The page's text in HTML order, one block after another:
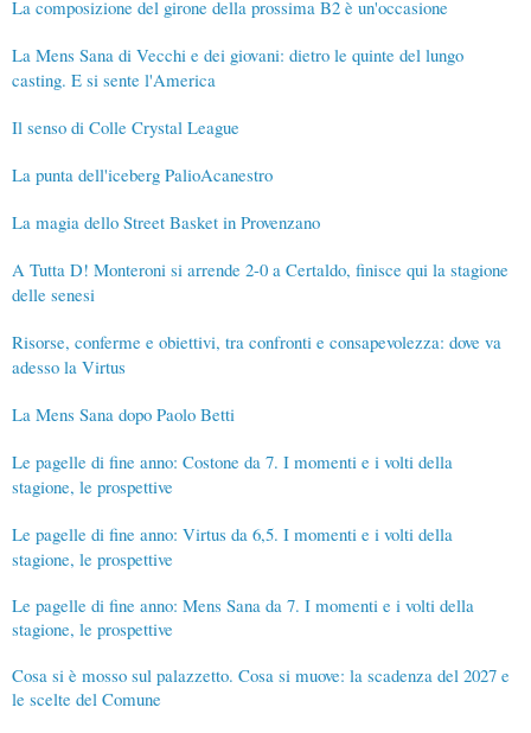
La composizione del girone della prossima B2 è un'occasione
La Mens Sana di Vecchi e dei giovani: dietro le quinte del lungo
casting. E si sente l'America
Il senso di Colle Crystal League
La punta dell'iceberg PalioAcanestro
La magia dello Street Basket in Provenzano
A Tutta D! Monteroni si arrende 2-0 a Certaldo, finisce qui la stagione
delle senesi
Risorse, conferme e obiettivi, tra confronti e consapevolezza: dove va
adesso la Virtus
La Mens Sana dopo Paolo Betti
Le pagelle di fine anno: Costone da 7. I momenti e i volti della
stagione, le prospettive
Le pagelle di fine anno: Virtus da 6,5. I momenti e i volti della
stagione, le prospettive
Le pagelle di fine anno: Mens Sana da 7. I momenti e i volti della
stagione, le prospettive
Cosa si è mosso sul palazzetto. Cosa si muove: la scadenza del 2027 e
le scelte del Comune